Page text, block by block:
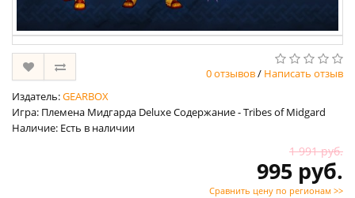
0 отзывов/ Написать отзыв
Издатель:GEARBOX
Игра: Племена Мидгарда Deluxe Содержание - Tribes of Midgard
Наличие: Есть в наличии
1 991 руб.
995 руб.
Сравнить цену по регионам >>